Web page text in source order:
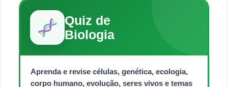
Quiz de
Biologia
Aprenda e revise células, genética, ecologia,
corpo humano, evolução, seres vivos e temas